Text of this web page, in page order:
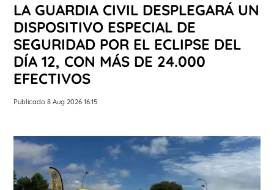
LA GUARDIA CIVIL DESPLEGARÁ UN
DISPOSITIVO ESPECIAL DE
SEGURIDAD POR EL ECLIPSE DEL
DÍA 12, CON MÁS DE 24.000
EFECTIVOS
Publicado 8 Aug 2026 16:15